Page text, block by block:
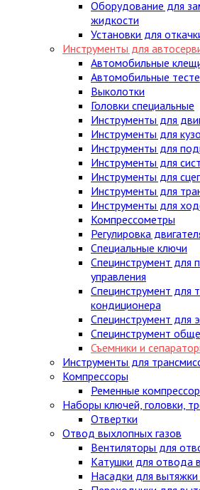
Оборудование для
жидкости
Установки для
Инструменты для
Автомобильные
Автомобильные
Выколотки
Головки специальные
Инструменты для
Инструменты для
Инструменты для
Инструменты для
Инструменты для
Инструменты для
Инструменты для
Компрессометры
Регулировка
Специальные ключи
Специнструмент для
управления
Специнструмент для
кондиционера
Специнструмент для
Специнструмент
Съемники и
Инструменты для
Компрессоры
Ременные
Наборы ключей, головки,
Отвертки
Отвод выхлопных газов
Вентиляторы для
Катушки для отвода
Насадки для